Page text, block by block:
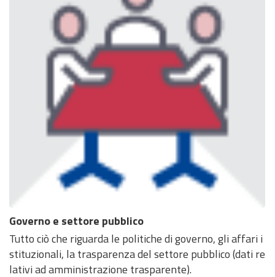
Governo e settore pubblico
Tutto ciò che riguarda le politiche di governo, gli affari i
stituzionali, la trasparenza del settore pubblico (dati re
lativi ad amministrazione trasparente).